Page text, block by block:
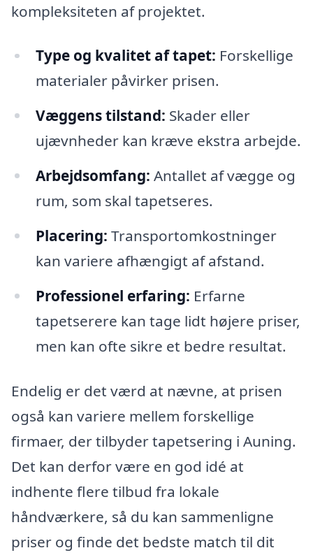
kompleksiteten af projektet.
Type og kvalitet af tapet: Forskellige
materialer påvirker prisen.
Væggens tilstand: Skader eller
ujævnheder kan kræve ekstra arbejde.
Arbejdsomfang: Antallet af vægge og
rum, som skal tapetseres.
Placering: Transportomkostninger
kan variere afhængigt af afstand.
Professionel erfaring: Erfarne
tapetserere kan tage lidt højere priser,
men kan ofte sikre et bedre resultat.
Endelig er det værd at nævne, at prisen
også kan variere mellem forskellige
firmaer, der tilbyder tapetsering i Auning.
Det kan derfor være en god idé at
indhente flere tilbud fra lokale
håndværkere, så du kan sammenligne
priser og finde det bedste match til dit